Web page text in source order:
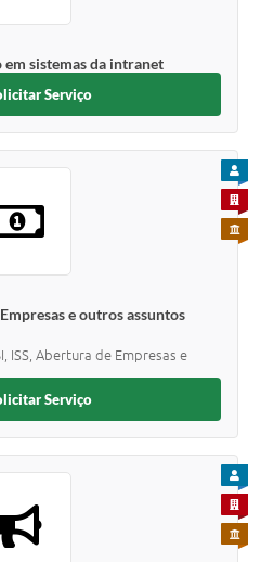
sistemas da intranet
Serviço
e outros assuntos
ISS, Abertura de Empresas e
PARA
PARA
Serviço
PARA
PARA